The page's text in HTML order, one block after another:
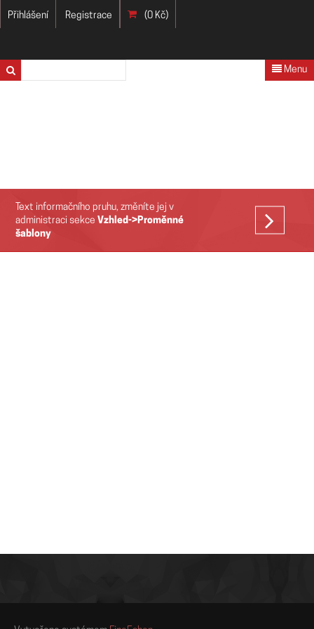
Přihlášení Registrace (0 Kč)
Menu
Text informačního pruhu, změníte jej v
administraci sekceVzhled->Proměnné
šablony
VÍCE
>